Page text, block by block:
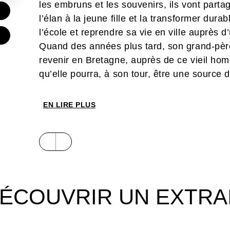
les embruns et les souvenirs, ils vont
l’élan à la jeune fille et la transformer
l’école et reprendre sa vie en ville auprès
Quand des années plus tard, son grand-
revenir en Bretagne, auprès de ce vieil
qu’elle pourra, à son tour, être une source
gestes tendres,
a de plus simple et de plus vrai. Un bel
EN LIRE PLUS
UN